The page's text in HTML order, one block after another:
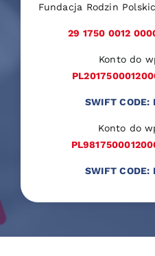
Fundacja Rodzin
29 1750 0012
Konto do
SWIFT CODE:
Konto do
SWIFT CODE: